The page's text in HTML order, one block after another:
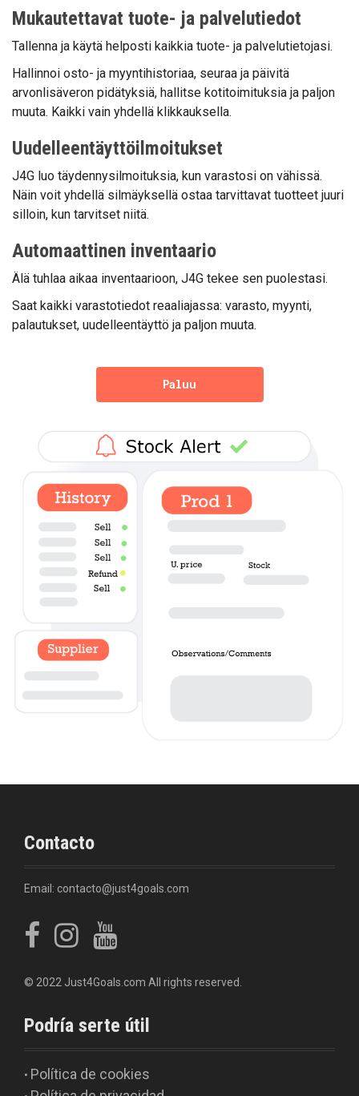
Mukautettavat tuote- ja palvelutiedot
Tallenna ja käytä helposti kaikkia tuote- ja palvelutietojasi.
Hallinnoi osto- ja myyntihistoriaa, seuraa ja päivitä
arvonlisäveron pidätyksiä, hallitse kotitoimituksia ja paljon
muuta. Kaikki vain yhdellä klikkauksella.
Uudelleentäyttöilmoitukset
J4G luo täydennysilmoituksia, kun varastosi on vähissä.
Näin voit yhdellä silmäyksellä ostaa tarvittavat tuotteet juuri
silloin, kun tarvitset niitä.
Automaattinen inventaario
Älä tuhlaa aikaa inventaarioon, J4G tekee sen puolestasi.
Saat kaikki varastotiedot reaaliajassa: varasto, myynti,
palautukset, uudelleentäyttö ja paljon muuta.
Paluu
Contacto
Email: contacto@just4goals.com
© 2022 Just4Goals.com All rights reserved.
Podría serte útil
• Política de cookies